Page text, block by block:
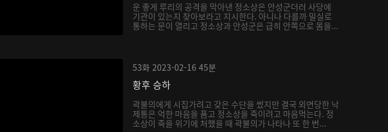
운 좋게 루리의 공격을 막아낸 정소상은 안성군더러 사당에
기관이 있는지 찾아보라고 지시한다. 아니나 다를까 밀실로
통하는 문이 열리고 정소상과 안성군은 급히 안쪽으로 몸을...
53화 2023-02-16 45분
황후 승하
곽불의에게 시집가려고 갖은 수단을 썼지만 결국 외면당한 낙
제통은 억한 마음을 품고 정소상을 죽이려고 마음먹는다. 정
소상이 죽을 위기에 처했을 때 곽불의가 나타나 또 한 번...